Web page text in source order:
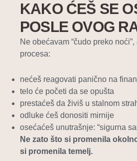
KAKO ĆEŠ SE
POSLE OVOG
Ne obećavam “čudo preko
procesa:
nećeš reagovati panično na
telo će početi da se opušta
prestaćeš da živiš u stalnom
odluke ćeš donositi mirnije
osećaćeš unutrašnje: “sigurna
Ne zato što si promenila
si promenila temelj.